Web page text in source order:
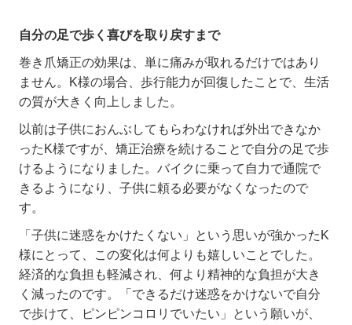
自分の足で歩く喜びを取り戻すまで
巻き爪矯正の効果は、単に痛みが取れるだけではあり
ません。
K様の場合、歩行能力が回復したことで、生活
の質が大きく向上しました。
以前は子供におんぶしてもらわなければ外出できなか
った K様ですが、矯正治療を続けることで自分の足で歩
けるようになりました。バイクに乗って自力で通院で
きるようになり、子供に頼る必要がなくなったので
す。
「子供に迷惑をかけたくない」という思いが強かった K
様にとって、この変化は何よりも嬉しいことでした。
経済的な負担も軽減され、何より精神的な負担が大き
く減ったのです。「できるだけ迷惑をかけないで自分
で歩けて、ピンピンコロリでいたい」という願いが、